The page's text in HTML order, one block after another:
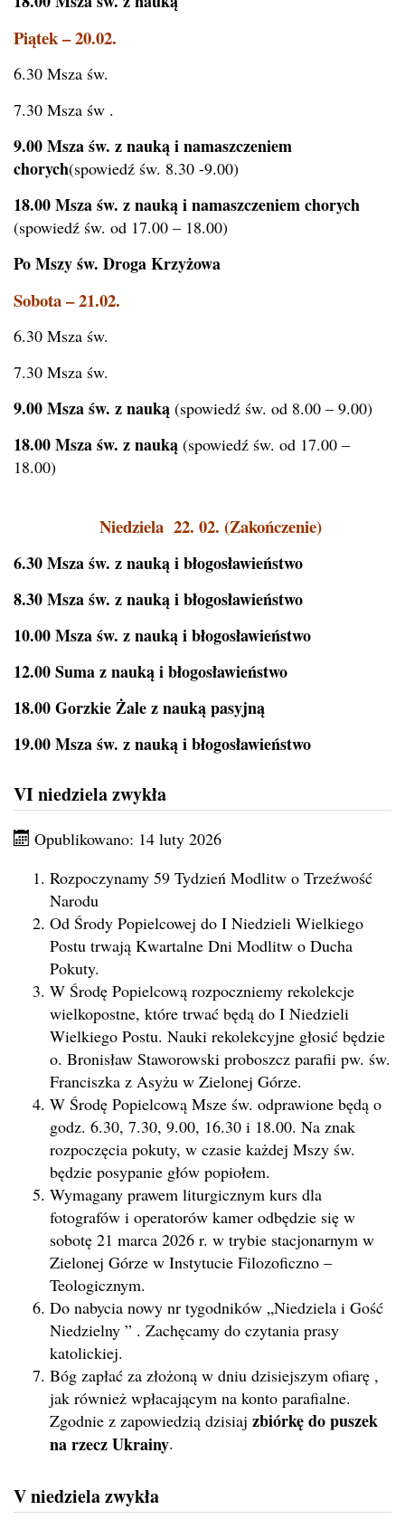
Piątek – 20.02.
6.30 Msza św.
7.30 Msza św .
9.00 Msza św. z nauką i namaszczeniem
chorych(spowiedź św. 8.30 -9.00)
18.00 Msza św. z nauką i namaszczeniem chorych
(spowiedź św. od 17.00 – 18.00)
Po Mszy św. Droga Krzyżowa
Sobota – 21.02.
6.30 Msza św.
7.30 Msza św.
9.00 Msza św. z nauką (spowiedź św. od 8.00 – 9.00)
18.00 Msza św. z nauką (spowiedź św. od 17.00 –
18.00)
Niedziela 22. 02. (Zakończenie)
6.30 Msza św. z nauką i błogosławieństwo
8.30 Msza św. z nauką i błogosławieństwo
10.00 Msza św. z nauką i błogosławieństwo
12.00 Suma z nauką i błogosławieństwo
18.00 Gorzkie Żale z nauką pasyjną
19.00 Msza św. z nauką i błogosławieństwo
VI niedziela zwykła
Opublikowano: 14 luty 2026
Rozpoczynamy 59 Tydzień Modlitw o Trzeźwość
Narodu
Od Środy Popielcowej do I Niedzieli Wielkiego
Postu trwają Kwartalne Dni Modlitw o Ducha
Pokuty.
W Środę Popielcową rozpoczniemy rekolekcje
wielkopostne, które trwać będą do I Niedzieli
Wielkiego Postu. Nauki rekolekcyjne głosić będzie
o. Bronisław Staworowski proboszcz parafii pw. św.
Franciszka z Asyżu w Zielonej Górze.
W Środę Popielcową Msze św. odprawione będą o
godz. 6.30, 7.30, 9.00, 16.30 i 18.00. Na znak
rozpoczęcia pokuty, w czasie każdej Mszy św.
będzie posypanie głów popiołem.
Wymagany prawem liturgicznym kurs dla
fotografów i operatorów kamer odbędzie się w
sobotę 21 marca 2026 r. w trybie stacjonarnym w
Zielonej Górze w Instytucie Filozoficzno –
Teologicznym.
Do nabycia nowy nr tygodników „Niedziela i Gość
Niedzielny ” . Zachęcamy do czytania prasy
katolickiej.
Bóg zapłać za złożoną w dniu dzisiejszym ofiarę ,
jak również wpłacającym na konto parafialne.
Zgodnie z zapowiedzią dzisiaj zbiórkę do puszek
na rzecz Ukrainy.
V niedziela zwykła